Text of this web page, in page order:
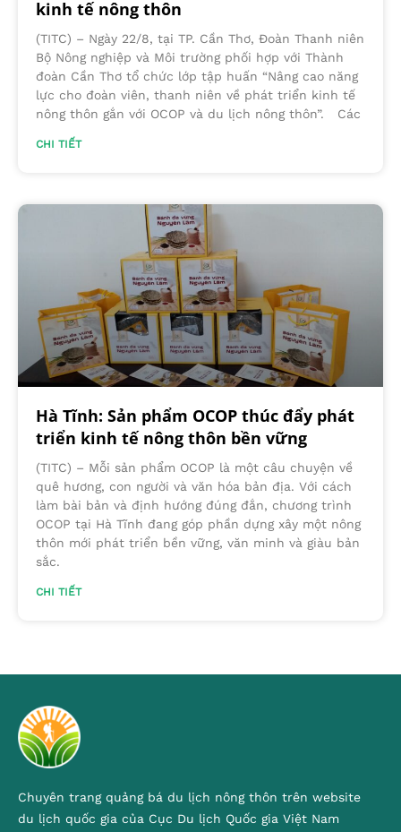
kinh tế nông thôn
(TITC) – Ngày 22/8, tại TP. Cần Thơ, Đoàn Thanh niên
Bộ Nông nghiệp và Môi trường phối hợp với Thành
đoàn Cần Thơ tổ chức lớp tập huấn “Nâng cao năng
lực cho đoàn viên, thanh niên về phát triển kinh tế
nông thôn gắn với OCOP và du lịch nông thôn”. Các
CHI TIẾT
Hà Tĩnh: Sản phẩm OCOP thúc đẩy phát
triển kinh tế nông thôn bền vững
(TITC) – Mỗi sản phẩm OCOP là một câu chuyện về
quê hương, con người và văn hóa bản địa. Với cách
làm bài bản và định hướng đúng đắn, chương trình
OCOP tại Hà Tĩnh đang góp phần dựng xây một nông
thôn mới phát triển bền vững, văn minh và giàu bản
sắc.
CHI TIẾT
Chuyên trang quảng bá du lịch nông thôn trên website
du lịch quốc gia của Cục Du lịch Quốc gia Việt Nam